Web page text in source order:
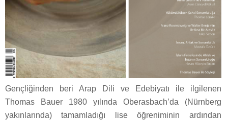
Gençliğinden beri Arap Dili ve Edebiyatı ile ilgilenen
Thomas Bauer 1980 yılında Oberasbach’da (Nürnberg
yakınlarında) tamamladığı lise öğreniminin ardından